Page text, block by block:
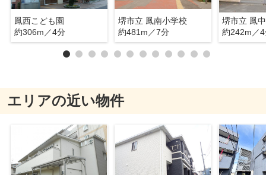
鳳西こども園
約306m／4分
堺市立 鳳南小学校
約481m／7分
堺市立 鳳
約242m／
エリアの近い物件